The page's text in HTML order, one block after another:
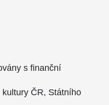
s finanční
ČR, Státního